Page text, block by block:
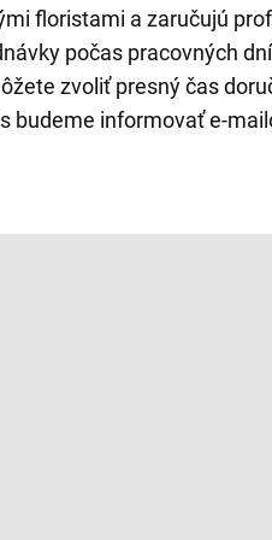
floristami a zaručujú
počas pracovných
zvoliť presný čas
budeme informovať e-